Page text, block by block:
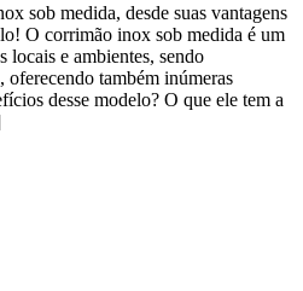
sob medida, desde suas vantagens
O corrimão inox sob medida é um
locais e ambientes, sendo
também inúmeras
desse modelo? O que ele tem a